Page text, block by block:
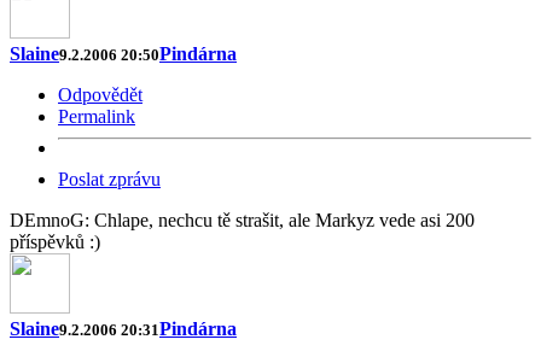
Slaine9.2.2006 20:50Pindárna
Odpovědět
Permalink
Poslat zprávu
DEmnoG: Chlape, nechcu tě strašit, ale Markyz vede asi 200
příspěvků :)
Slaine9.2.2006 20:31Pindárna